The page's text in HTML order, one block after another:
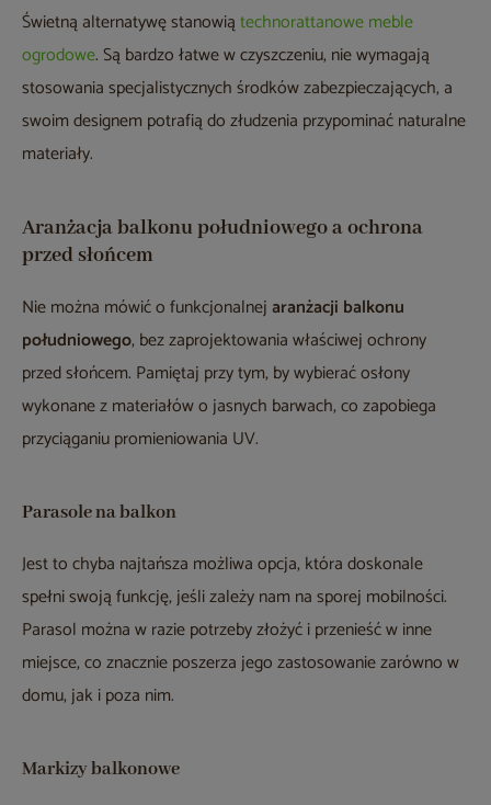
Świetną alternatywę stanowiątechnorattanowe meble
ogrodowe. Są bardzo łatwe w czyszczeniu, nie wymagają
stosowania specjalistycznych środków zabezpieczających, a
swoim designem potrafią do złudzenia przypominać naturalne
materiały.
Aranżacja balkonu południowego a ochrona
przed słońcem
Nie można mówić o funkcjonalnejaranżacji balkonu
południowego, bez zaprojektowania właściwej ochrony
przed słońcem. Pamiętaj przy tym, by wybierać osłony
wykonane z materiałów o jasnych barwach, co zapobiega
przyciąganiu promieniowania UV.
Parasole na balkon
Jest to chyba najtańsza możliwa opcja, która doskonale
spełni swoją funkcję, jeśli zależy nam na sporej mobilności.
Parasol można w razie potrzeby złożyć i przenieść w inne
miejsce, co znacznie poszerza jego zastosowanie zarówno w
domu, jak i poza nim.
Markizy balkonowe